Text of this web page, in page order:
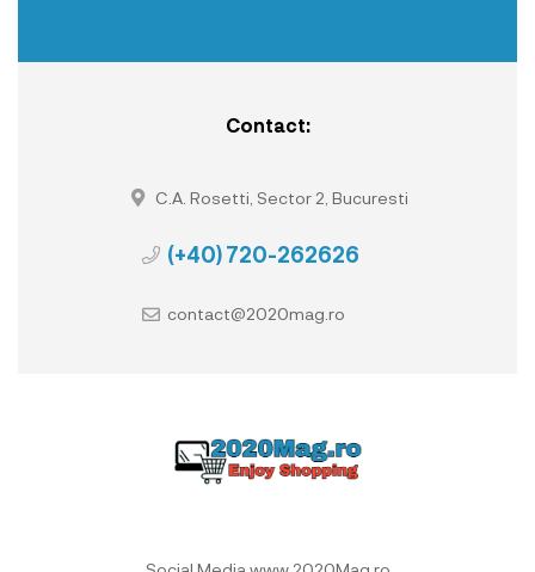
Contact:
C.A. Rosetti, Sector 2, Bucuresti
(+40) 720-262626
contact@2020mag.ro